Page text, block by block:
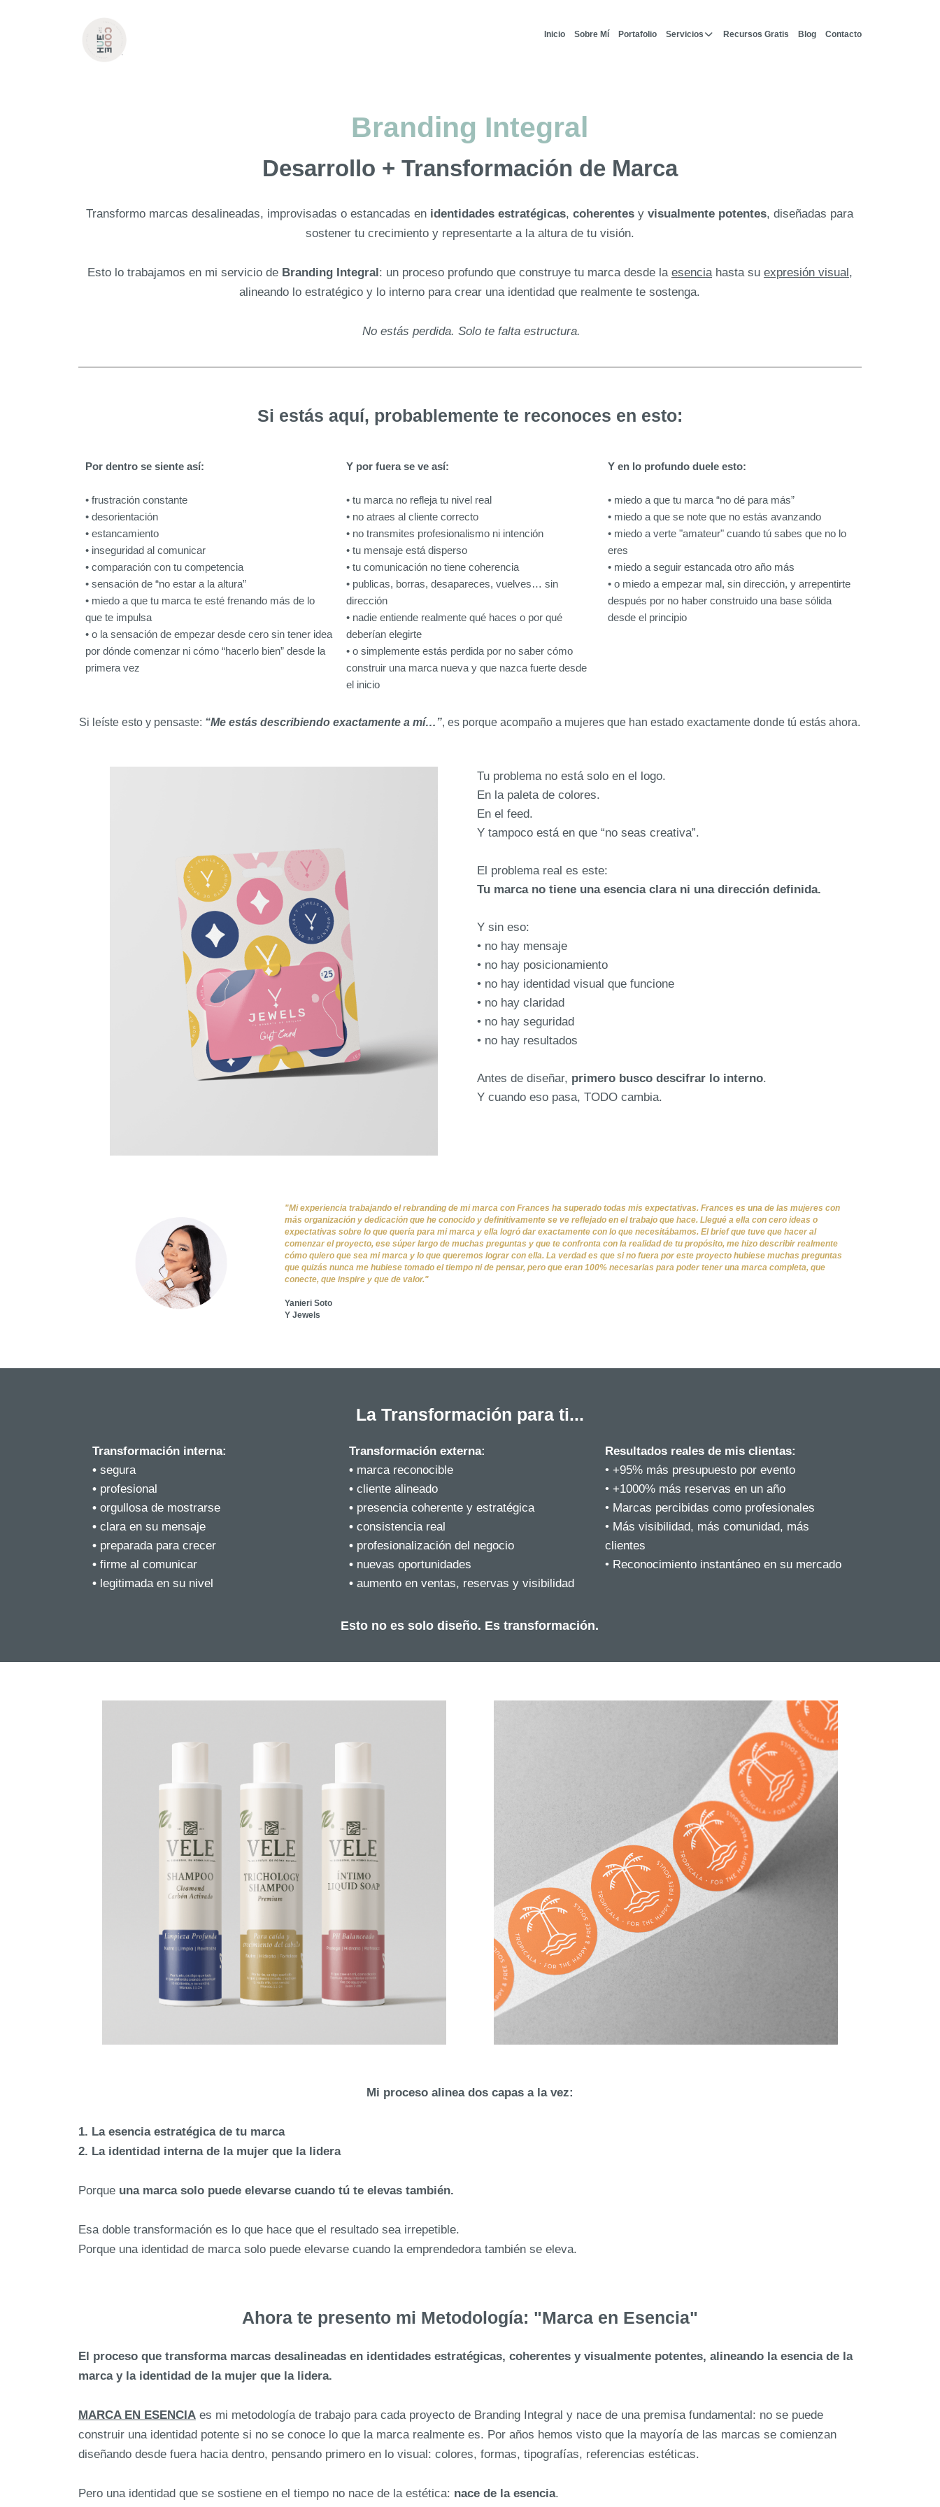
Inicio Sobre Mí Portafolio Servicios Recursos Gratis Blog Contacto
Branding Integral
Desarrollo + Transformación de Marca
Transformo marcas desalineadas, improvisadas o estancadas en identidades estratégicas,coherentes yvisualmente potentes, diseñadas para
sostener tu crecimiento y representarte a la altura de tu visión.
Esto lo trabajamos en mi servicio de Branding Integral: un proceso profundo que construye tu marca desde la esenciahasta su expresión visual,
alineando lo estratégico y lo interno para crear una identidad que realmente te sostenga.
No estás perdida. Solo te falta estructura.
Si estás aquí, probablemente te reconoces en esto:
Por dentro se siente así:
• frustración constante
• desorientación
• estancamiento
• inseguridad al comunicar
• comparación con tu competencia
• sensación de “no estar a la altura”
• miedo a que tu marca te esté frenando más de lo
que te impulsa
• o la sensación de empezar desde cero sin tener idea
por dónde comenzar ni cómo “hacerlo bien” desde la
primera vez
Y por fuera se ve así:
• tu marca no refleja tu nivel real
• no atraes al cliente correcto
• no transmites profesionalismo ni intención
• tu mensaje está disperso
• tu comunicación no tiene coherencia
• publicas, borras, desapareces, vuelves… sin
dirección
• nadie entiende realmente qué haces o por qué
deberían elegirte
• o simplemente estás perdida por no saber cómo
construir una marca nueva y que nazca fuerte desde
el inicio
Y en lo profundo duele esto:
• miedo a que tu marca “no dé para más”
• miedo a que se note que no estás avanzando
• miedo a verte "amateur" cuando tú sabes que no lo
eres
• miedo a seguir estancada otro año más
• o miedo a empezar mal, sin dirección, y arrepentirte
después por no haber construido una base sólida
desde el principio
Si leíste esto y pensaste: “Me estás describiendo exactamente a mí…”, es porque acompaño a mujeres que han estado exactamente donde tú estás ahora.
Tu problema no está solo en el logo.
En la paleta de colores.
En el feed.
Y tampoco está en que “no seas creativa”.
El problema real es este:
Tu marca no tiene una esencia clara ni una dirección definida.
Y sin eso:
• no hay mensaje
• no hay posicionamiento
• no hay identidad visual que funcione
• no hay claridad
• no hay seguridad
• no hay resultados
Antes de diseñar, primero busco descifrar lo interno.
Y cuando eso pasa, TODO cambia.
"Mi experiencia trabajando el rebranding de mi marca con Frances ha superado todas mis expectativas. Frances es una de las mujeres con
más organización y dedicación que he conocido y definitivamente se ve reflejado en el trabajo que hace. Llegué a ella con cero ideas o
expectativas sobre lo que quería para mi marca y ella logró dar exactamente con lo que necesitábamos. El brief que tuve que hacer al
comenzar el proyecto, ese súper largo de muchas preguntas y que te confronta con la realidad de tu propósito, me hizo describir realmente
cómo quiero que sea mi marca y lo que queremos lograr con ella. La verdad es que si no fuera por este proyecto hubiese muchas preguntas
que quizás nunca me hubiese tomado el tiempo ni de pensar, pero que eran 100% necesarias para poder tener una marca completa, que
conecte, que inspire y que de valor."
Yanieri Soto
Y Jewels
La Transformación para ti...
Transformación interna:
• segura
• profesional
• orgullosa de mostrarse
• clara en su mensaje
• preparada para crecer
• firme al comunicar
• legitimada en su nivel
Transformación externa:
• marca reconocible
• cliente alineado
• presencia coherente y estratégica
• consistencia real
• profesionalización del negocio
• nuevas oportunidades
• aumento en ventas, reservas y visibilidad
Resultados reales de mis clientas:
• +95% más presupuesto por evento
• +1000% más reservas en un año
• Marcas percibidas como profesionales
• Más visibilidad, más comunidad, más
clientes
• Reconocimiento instantáneo en su mercado
Esto no es solo diseño. Es transformación.
Mi proceso alinea dos capas a la vez:
1. La esencia estratégica de tu marca
2. La identidad interna de la mujer que la lidera
Porque una marca solo puede elevarse cuando tú te elevas también.
Esa doble transformación es lo que hace que el resultado sea irrepetible.
Porque una identidad de marca solo puede elevarse cuando la emprendedora también se eleva.
Ahora te presento mi Metodología: "Marca en Esencia"
El proceso que transforma marcas desalineadas en identidades estratégicas, coherentes y visualmente potentes, alineando la esencia de la
marca y la identidad de la mujer que la lidera.
MARCA EN ESENCIA es mi metodología de trabajo para cada proyecto de Branding Integral y nace de una premisa fundamental: no se puede
construir una identidad potente si no se conoce lo que la marca realmente es. Por años hemos visto que la mayoría de las marcas se comienzan
diseñando desde fuera hacia dentro, pensando primero en lo visual: colores, formas, tipografías, referencias estéticas.
Pero una identidad que se sostiene en el tiempo no nace de la estética: nace de la esencia.